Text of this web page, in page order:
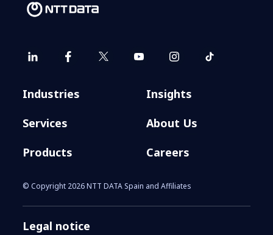
El puente hacia el próximo
prioridades.
Industries
Services
Products
Insights
About Us
Careers
© Copyright 2026 NTT DATA Spain and Affiliates
Legal notice